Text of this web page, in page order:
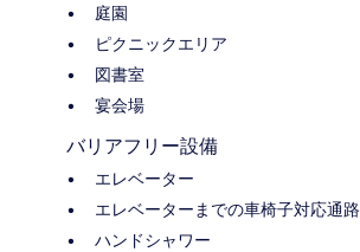
庭園
ピクニックエリア
図書室
宴会場
バリアフリー設備
エレベーター
エレベーターまでの車椅子対応通路
ハンドシャワー